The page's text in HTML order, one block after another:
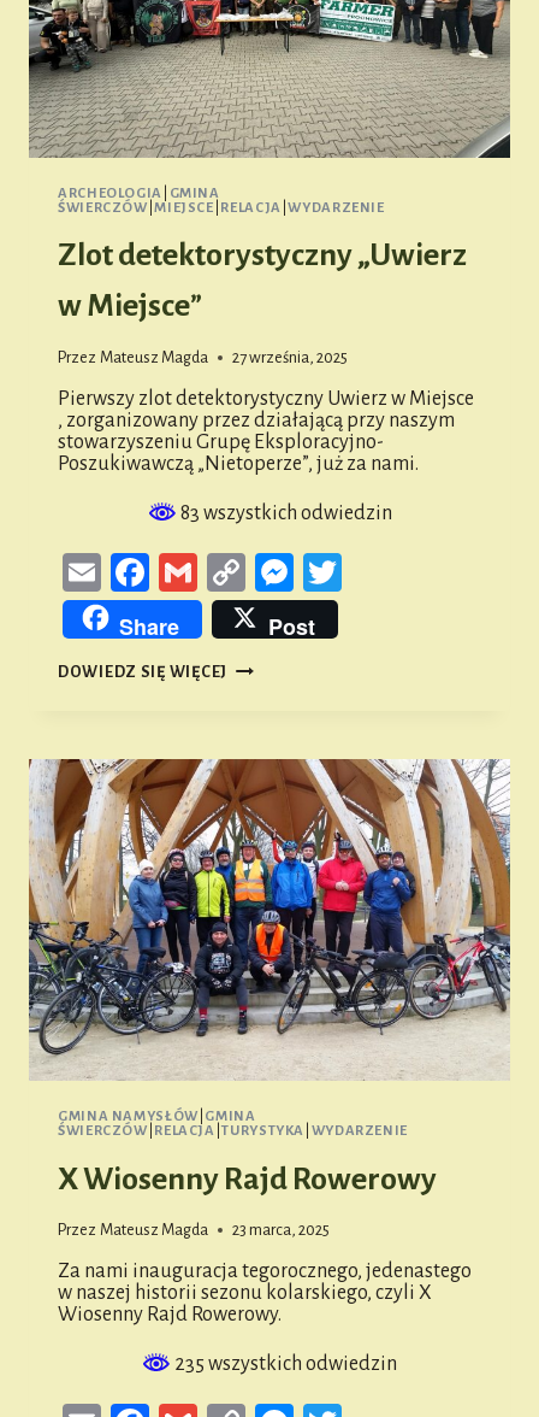
ARCHEOLOGIA
GMINA
ŚWIERCZÓW |MIEJSCE RELACJA |WYDARZENIE
Zlot detektorystyczny „Uwierz
w Miejsce”
Przez Mateusz Magda 27 września, 2025
Pierwszy zlot detektorystyczny Uwierz w Miejsce
, zorganizowany przez działającą przy naszym
stowarzyszeniu Grupę Eksploracyjno-
Poszukiwawczą „Nietoperze”, już za nami.
83 wszystkich odwiedzin
EmailFacebook
GmailCopy
Link
Messenger
Share Post
DOWIEDZ SIĘ WIĘCEJ ZLOT
GMINA NAMYSŁÓW GMINA
ŚWIERCZÓW RELACJA |TURYSTYKA WYDARZENIE
X Wiosenny Rajd Rowerowy
Przez Mateusz Magda 23 marca, 2025
Za nami inauguracja tegorocznego, jedenastego
w naszej historii sezonu kolarskiego, czyli X
Wiosenny Rajd Rowerowy.
235 wszystkich odwiedzin